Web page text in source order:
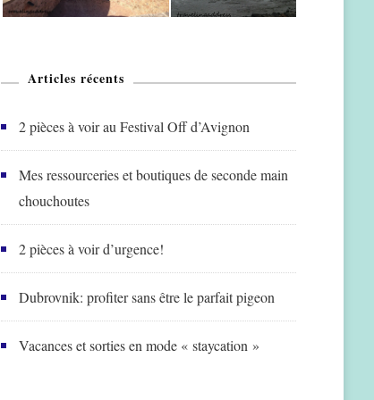
Articles récents
2 pièces à voir au Festival Off d’Avignon
Mes ressourceries et boutiques de seconde main
chouchoutes
2 pièces à voir d’urgence!
Dubrovnik: profiter sans être le parfait pigeon
Vacances et sorties en mode « staycation »